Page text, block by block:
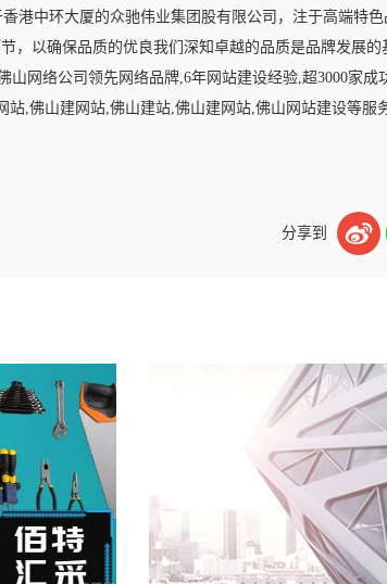
港中环大厦的众驰伟业集团股有限公司，注于高端特
，以确保品质的优良我们深知卓越的品质是品牌发展的
网络公司领先网络品牌,6年网站建设经验,超3000家
,佛山建网站,佛山建站,佛山建网站,佛山网站建设等服
分享到 